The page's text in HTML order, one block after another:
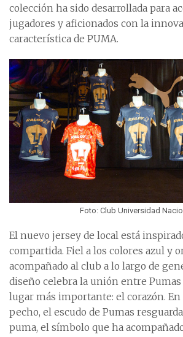
colección ha sido desarrollada para
jugadores y aficionados con la
característica de PUMA.
Foto: Club Universidad
El nuevo jersey de local está
compartida. Fiel a los colores azul y
acompañado al club a lo largo de
diseño celebra la unión entre Pumas
lugar más importante: el corazón.
pecho, el escudo de Pumas
puma, el símbolo que ha